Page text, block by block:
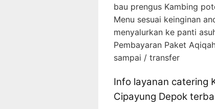
bau prengus Kambing
Menu sesuai keinginan
menyalurkan ke panti
Pembayaran Paket
sampai / transfer
Info layanan catering
Cipayung Depok